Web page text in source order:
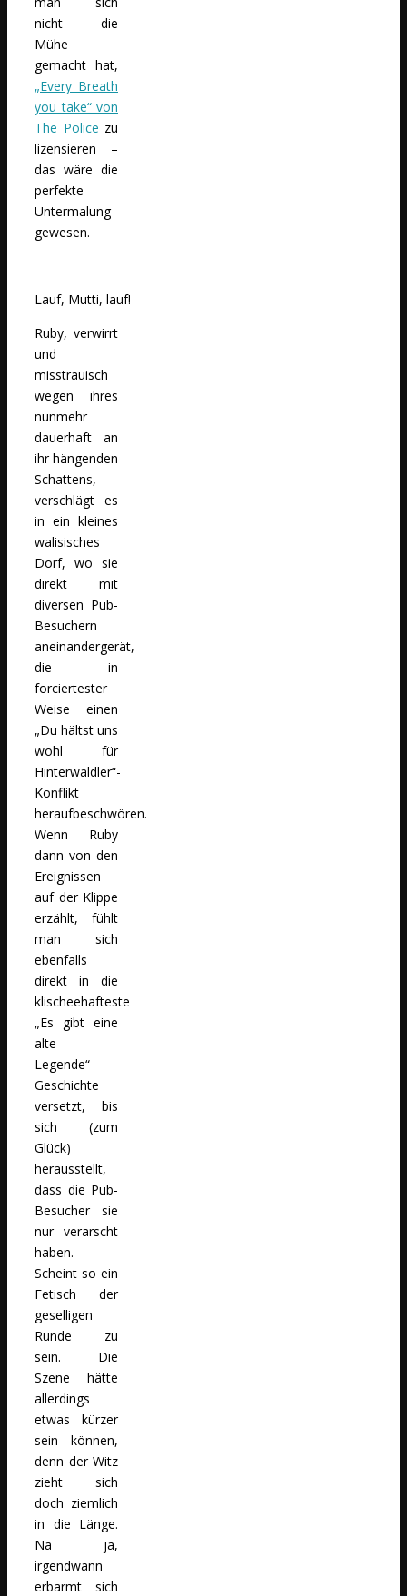
nicht die
Mühe
gemacht hat,
„Every Breath
you take“ von
The Police zu
lizensieren –
das wäre die
perfekte
Untermalung
gewesen.
Lauf, Mutti, lauf!
Ruby, verwirrt
und
misstrauisch
wegen ihres
nunmehr
dauerhaft an
ihr hängenden
Schattens,
verschlägt es
in ein kleines
walisisches
Dorf, wo sie
direkt mit
diversen Pub-
Besuchern
aneinandergerät,
die in
forciertester
Weise einen
„Du hältst uns
wohl für
Hinterwäldler“-
Konflikt
heraufbeschwören.
Wenn Ruby
dann von den
Ereignissen
auf der Klippe
erzählt, fühlt
man sich
ebenfalls
direkt in die
klischeehafteste
„Es gibt eine
alte
Legende“-
Geschichte
versetzt, bis
sich (zum
Glück)
herausstellt,
dass die Pub-
Besucher sie
nur verarscht
haben.
Scheint so ein
Fetisch der
geselligen
Runde zu
sein. Die
Szene hätte
allerdings
etwas kürzer
sein können,
denn der Witz
zieht sich
doch ziemlich
in die Länge.
Na ja,
irgendwann
erbarmt sich